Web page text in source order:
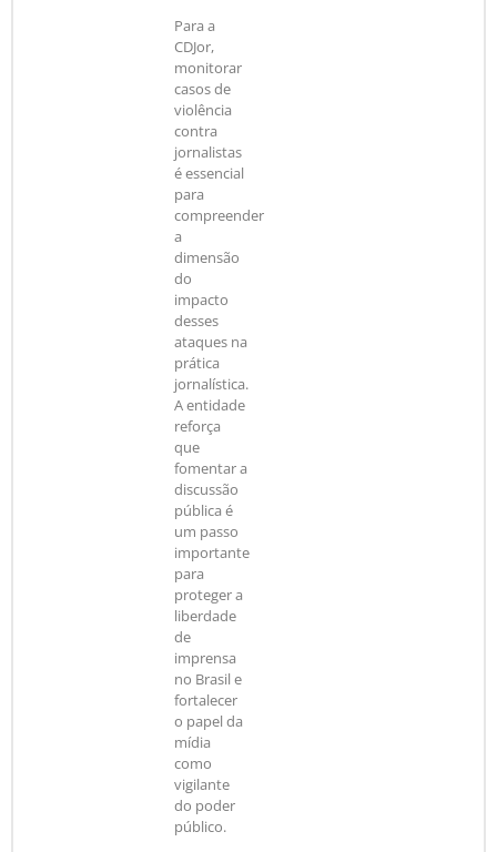
Para a
CDJor,
monitorar
casos de
violência
contra
jornalistas
é essencial
para
compreender
a
dimensão
do
impacto
desses
ataques na
prática
jornalística.
A entidade
reforça
que
fomentar a
discussão
pública é
um passo
importante
para
proteger a
liberdade
de
imprensa
no Brasil e
fortalecer
o papel da
mídia
como
vigilante
do poder
público.